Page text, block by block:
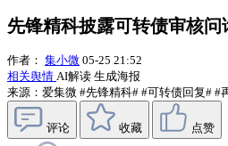
先锋精科披露可转债审核
作者： 集小微 05-25 21:52
相关舆情 AI解读 生成海报
来源：爱集微 #先锋精科# #可转债回复# #
评论 收藏 点赞